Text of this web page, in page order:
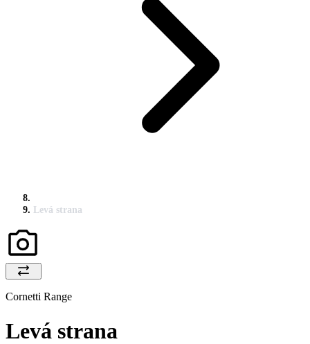
Levá strana
Cornetti Range
Levá strana